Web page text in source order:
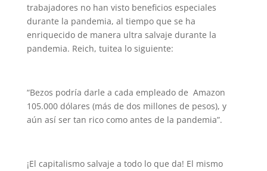
trabajadores no han visto beneficios especiales
durante la pandemia, al tiempo que se ha
enriquecido de manera ultra salvaje durante la
pandemia. Reich, tuitea lo siguiente:
“Bezos podría darle a cada empleado de Amazon
105.000 dólares (más de dos millones de pesos), y
aún así ser tan rico como antes de la pandemia”.
¡El capitalismo salvaje a todo lo que da! El mismo